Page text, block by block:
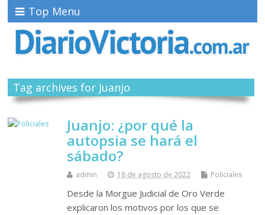
Top Menu
Tag archives for Juanjo
Juanjo: ¿por qué la
autopsia se hará el
sábado?
admin 18 de agosto de 2022 Policiales
Desde la Morgue Judicial de Oro Verde
explicaron los motivos por los que se